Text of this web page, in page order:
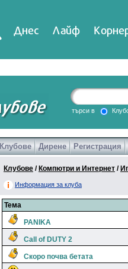
Днес Лайф
търси в
Клубове Дирене Регистрация
Клубове / Компютри и Интернет /
Информация за клуба
Тема
PANIKA
Call of DUTY 2
Скоро почва бетата